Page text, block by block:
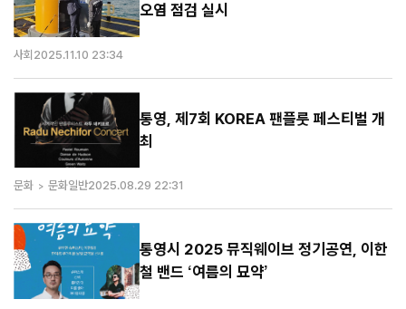
오염 점검 실시
사회 2025.11.10 23:34
통영, 제7회 KOREA 팬플룻 페스티벌 개
최
문화 문화일반2025.08.29 22:31
통영시 2025 뮤직웨이브 정기공연, 이한
철 밴드 ‘여름의 묘약’